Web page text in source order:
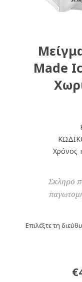
Made
Χρόνος
Σκληρό
Επιλέξτε τη